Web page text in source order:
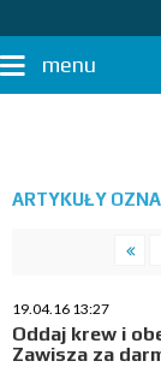
menu
ARTYKUŁY
19.04.16 13:27
Oddaj krew i
Zawisza za